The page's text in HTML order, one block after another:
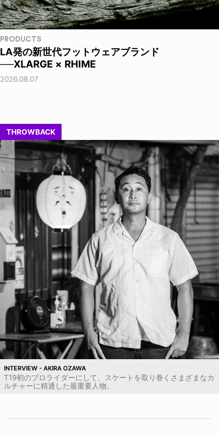
PRODUCTS
LA発の新世代フットウェアブランド
──XLARGE × RHIME
2026.08.07
THROWBACK
INTERVIEW - AKIRA OZAWA
T19初のプロライダーにして、スケートを取り巻くさまざまなカ
ルチャーに精通した最重要人物。